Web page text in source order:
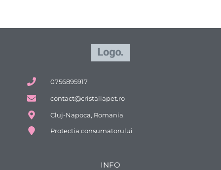
0756895917
contact@cristaliapet.ro
Cluj-Napoca, Romania
Protectia consumatorului
INFO